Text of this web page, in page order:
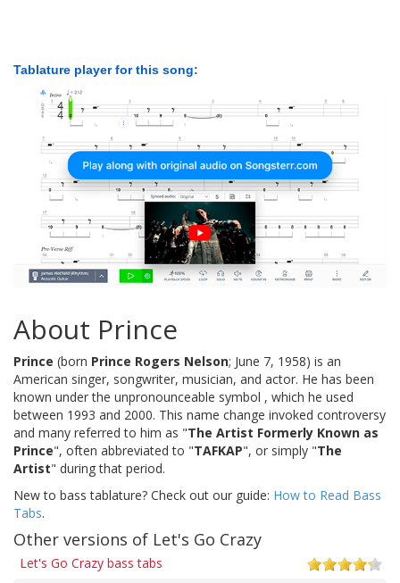
Tablature player for this song:
About Prince
Prince (born Prince Rogers Nelson; June 7, 1958) is an
American singer, songwriter, musician, and actor. He has been
known under the unpronounceable symbol , which he used
between 1993 and 2000. This name change invoked controversy
and many referred to him as "The Artist Formerly Known as
Prince", often abbreviated to "TAFKAP", or simply "The
Artist" during that period.
New to bass tablature? Check out our guide: How to Read Bass
Tabs.
Other versions of Let's Go Crazy
Let's Go Crazy bass tabs